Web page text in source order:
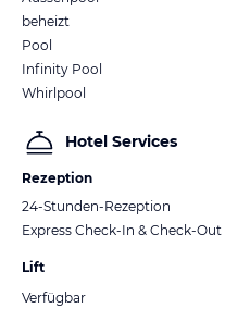
beheizt
Pool
Infinity Pool
Whirlpool
Hotel Services
Rezeption
24-Stunden-Rezeption
Express Check-In & Check-Out
Lift
Verfügbar